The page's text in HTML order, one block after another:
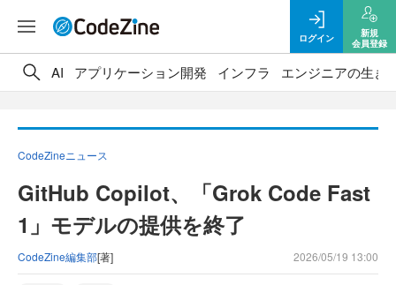
ログイン
新規
会員登録
AI アプリケーション開発 インフラ エンジニアの生き
CodeZineニュース
GitHub Copilot、「Grok Code Fast
1」モデルの提供を終了
CodeZine編集部[著] 2026/05/19 13:00